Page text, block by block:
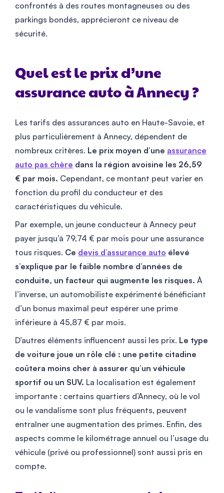
confrontés à des routes montagneuses ou des
parkings bondés, apprécieront ce niveau de
sécurité.
Quel est le prix d’une
assurance auto à Annecy ?
Les tarifs des assurances auto en Haute-Savoie, et
plus particulièrement à Annecy, dépendent de
nombreux critères. Le prix moyen d’une assurance
auto pas chère dans la région avoisine les 26,59
€ par mois. Cependant, ce montant peut varier en
fonction du profil du conducteur et des
caractéristiques du véhicule.
Par exemple, un jeune conducteur à Annecy peut
payer jusqu’à 79,74 € par mois pour une assurance
tous risques. Ce devis d’assurance auto élevé
s’explique par le faible nombre d’années de
conduite, un facteur qui augmente les risques. À
l’inverse, un automobiliste expérimenté bénéficiant
d’un bonus maximal peut espérer une prime
inférieure à 45,87 € par mois.
D’autres éléments influencent aussi les prix. Le type
de voiture joue un rôle clé : une petite citadine
coûtera moins cher à assurer qu’un véhicule
sportif ou un SUV. La localisation est également
importante : certains quartiers d’Annecy, où le vol
ou le vandalisme sont plus fréquents, peuvent
entraîner une augmentation des primes. Enfin, des
aspects comme le kilométrage annuel ou l’usage du
véhicule (privé ou professionnel) sont aussi pris en
compte.